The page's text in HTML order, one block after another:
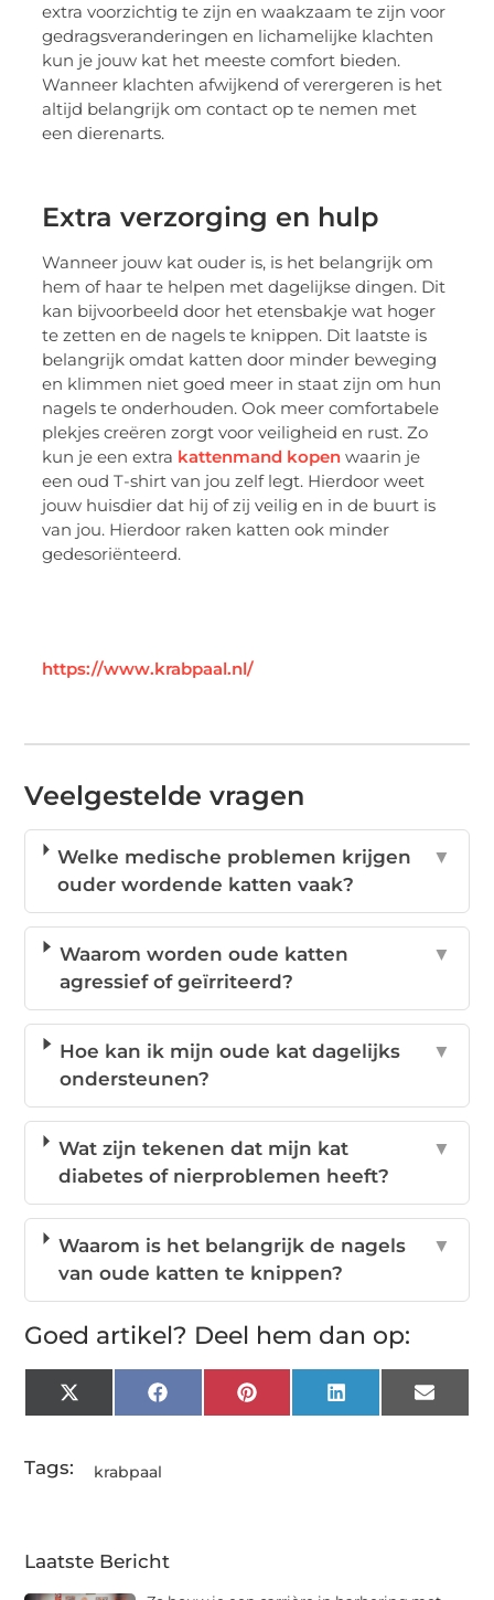
extra voorzichtig te zijn en waakzaam te zijn voor
gedragsveranderingen en lichamelijke klachten
kun je jouw kat het meeste comfort bieden.
Wanneer klachten afwijkend of verergeren is het
altijd belangrijk om contact op te nemen met
een dierenarts.
Extra verzorging en hulp
Wanneer jouw kat ouder is, is het belangrijk om
hem of haar te helpen met dagelijkse dingen. Dit
kan bijvoorbeeld door het etensbakje wat hoger
te zetten en de nagels te knippen. Dit laatste is
belangrijk omdat katten door minder beweging
en klimmen niet goed meer in staat zijn om hun
nagels te onderhouden. Ook meer comfortabele
plekjes creëren zorgt voor veiligheid en rust. Zo
kun je een extra kattenmand kopen waarin je
een oud T-shirt van jou zelf legt. Hierdoor weet
jouw huisdier dat hij of zij veilig en in de buurt is
van jou. Hierdoor raken katten ook minder
gedesoriënteerd.
https://www.krabpaal.nl/
Veelgestelde vragen
Welke medische problemen krijgen
ouder wordende katten vaak?
▼
Waarom worden oude katten
agressief of geïrriteerd?
▼
Hoe kan ik mijn oude kat dagelijks
ondersteunen?
▼
Wat zijn tekenen dat mijn kat
diabetes of nierproblemen heeft?
▼
Waarom is het belangrijk de nagels
van oude katten te knippen?
▼
Goed artikel? Deel hem dan op:
X
(Twitter)
FacebookPinterestLinkedInEmail
Tags: krabpaal
Laatste Bericht